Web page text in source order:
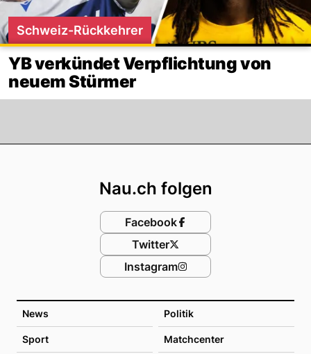
Schweiz-Rückkehrer
YB verkündet Verpflichtung von
neuem Stürmer
News Politik
Sport Matchcenter
Nau.ch folgen
Facebook
Twitter
Instagram